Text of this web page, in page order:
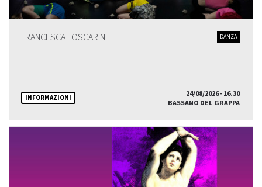
FRANCESCA FOSCARINI DANZA
INFORMAZIONI
24/08/2026 - 16.30
BASSANO DEL GRAPPA